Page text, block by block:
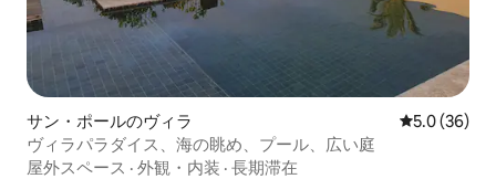
サン・ポールのヴィラ レビュー36
5.0 (36)
ヴィラパラダイス、海の眺め、プール、広い庭
屋外スペース · 外観・内装 · 長期滞在